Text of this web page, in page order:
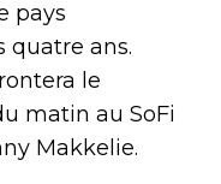
pays
quatre ans.
le
matin au SoFi
Makkelie.